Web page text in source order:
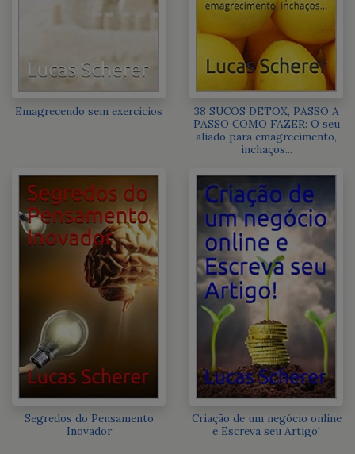
Emagrecendo sem exercicios
38 SUCOS DETOX, PASSO A
PASSO COMO FAZER: O seu
aliado para emagrecimento,
inchaços...
Segredos do Pensamento
Inovador
Criação de um negócio online
e Escreva seu Artigo!